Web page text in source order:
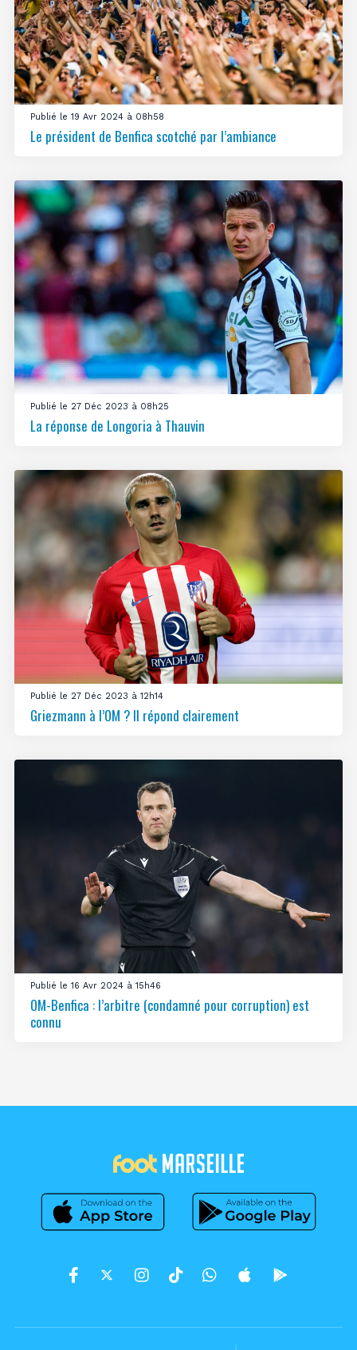
Publié le 19 Avr 2024 à 08h58
Le président de Benfica scotché par l’ambiance
Publié le 27 Déc 2023 à 08h25
La réponse de Longoria à Thauvin
Publié le 27 Déc 2023 à 12h14
Griezmann à l’OM ? Il répond clairement
Publié le 16 Avr 2024 à 15h46
OM-Benfica : l’arbitre (condamné pour corruption) est
connu